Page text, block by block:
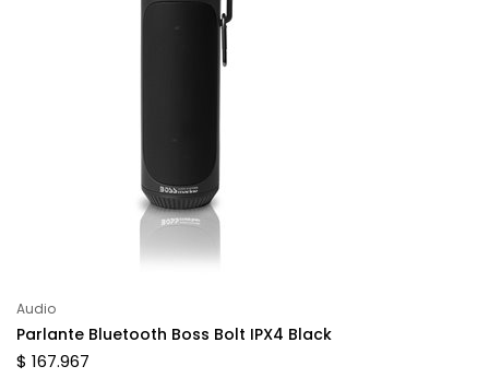
Audio
Parlante Bluetooth Boss Bolt IPX4 Black
$ 167.967